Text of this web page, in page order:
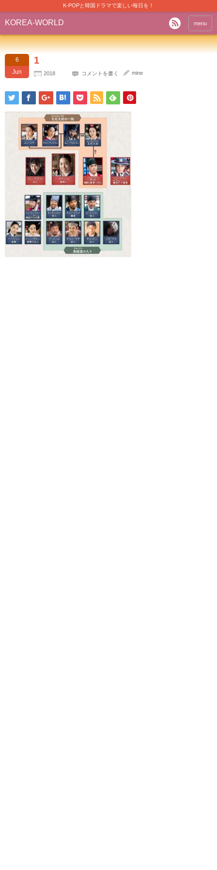
K-POPと韓国ドラマで楽しい毎日を！
KOREA-WORLD menu
6
Jun
1
2018 コメントを書く mine